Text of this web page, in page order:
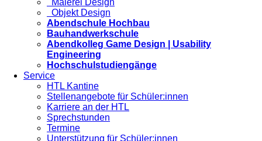
Malerei Design
Objekt Design
Abendschule Hochbau
Bauhandwerkschule
Abendkolleg Game Design | Usability
Engineering
Hochschulstudiengänge
Service
HTL Kantine
Stellenangebote für Schüler:innen
Karriere an der HTL
Sprechstunden
Termine
Unterstützung für Schüler:innen